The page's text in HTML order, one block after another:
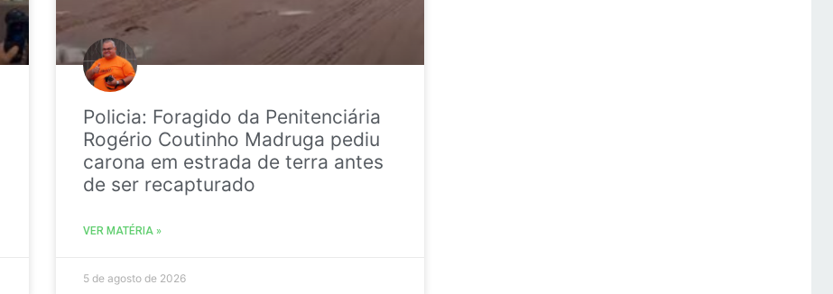
Policia: Foragido da Penitenciária
Rogério Coutinho Madruga pediu
carona em estrada de terra antes
de ser recapturado
VER MATÉRIA »
5 de agosto de 2026